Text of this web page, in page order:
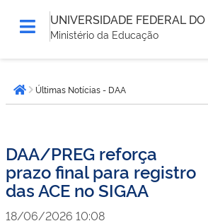
UNIVERSIDADE FEDERAL
Ministério da Educação
está
aqui:Página inicial
Últimas Notícias - DAA
DAA/PREG reforça
prazo final para registro
das ACE no SIGAA
18/06/2026 10:08